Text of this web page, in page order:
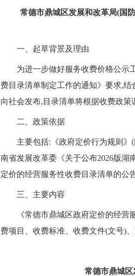
常德市鼎城区发展和改革局(国
一、起草背景及理由
为进一步做好服务收费价格公示
费目录清单制定工作的通知》要求,
向社会发布,目录清单将根据收费政策
二、政策依据
主要包括:《政府定价行为规则
南省发展改革委《关于公布2026版湖
定价的经营服务性收费目录清单的公
三、主要内容
《常德市鼎城区政府定价的经
费项目、收费标准、收费文件(文号)
常德市鼎城